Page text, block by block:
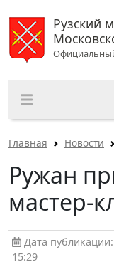
Рузский
Главная Новости
Ружан
мастер-
Дата публикации:
15:29